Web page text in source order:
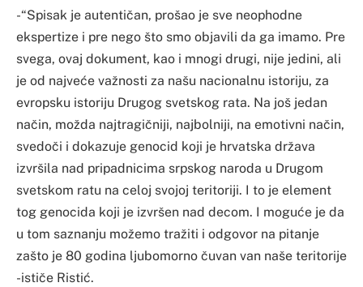
-“Spisak je autentičan, prošao je sve neophodne
ekspertize i pre nego što smo objavili da ga imamo. Pre
svega, ovaj dokument, kao i mnogi drugi, nije jedini, ali
je od najveće važnosti za našu nacionalnu istoriju, za
evropsku istoriju Drugog svetskog rata. Na još jedan
način, možda najtragičniji, najbolniji, na emotivni način,
svedoči i dokazuje genocid koji je hrvatska država
izvršila nad pripadnicima srpskog naroda u Drugom
svetskom ratu na celoj svojoj teritoriji. I to je element
tog genocida koji je izvršen nad decom. I moguće je da
u tom saznanju možemo tražiti i odgovor na pitanje
zašto je 80 godina ljubomorno čuvan van naše teritorije
-ističe Ristić.